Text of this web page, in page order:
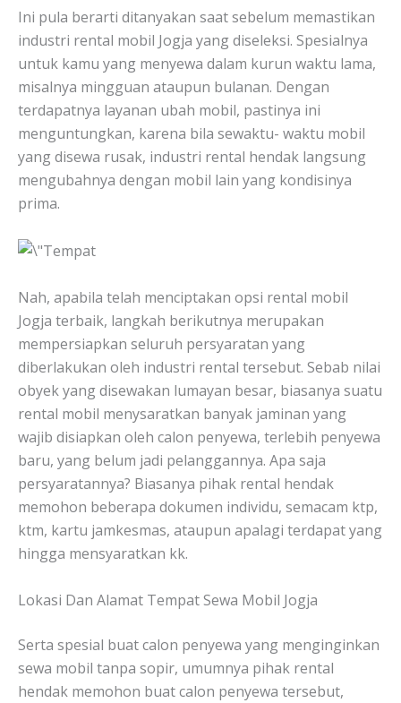
Ini pula berarti ditanyakan saat sebelum memastikan
industri rental mobil Jogja yang diseleksi. Spesialnya
untuk kamu yang menyewa dalam kurun waktu lama,
misalnya mingguan ataupun bulanan. Dengan
terdapatnya layanan ubah mobil, pastinya ini
menguntungkan, karena bila sewaktu- waktu mobil
yang disewa rusak, industri rental hendak langsung
mengubahnya dengan mobil lain yang kondisinya
prima.
Nah, apabila telah menciptakan opsi rental mobil
Jogja terbaik, langkah berikutnya merupakan
mempersiapkan seluruh persyaratan yang
diberlakukan oleh industri rental tersebut. Sebab nilai
obyek yang disewakan lumayan besar, biasanya suatu
rental mobil menysaratkan banyak jaminan yang
wajib disiapkan oleh calon penyewa, terlebih penyewa
baru, yang belum jadi pelanggannya. Apa saja
persyaratannya? Biasanya pihak rental hendak
memohon beberapa dokumen individu, semacam ktp,
ktm, kartu jamkesmas, ataupun apalagi terdapat yang
hingga mensyaratkan kk.
Lokasi Dan Alamat Tempat Sewa Mobil Jogja
Serta spesial buat calon penyewa yang menginginkan
sewa mobil tanpa sopir, umumnya pihak rental
hendak memohon buat calon penyewa tersebut,